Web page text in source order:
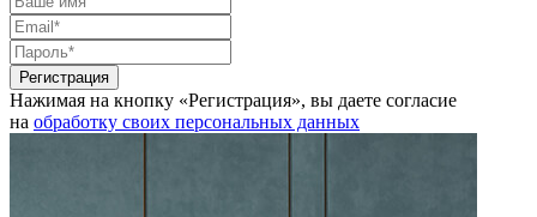
Нажимая на кнопку «Регистрация», вы даете согласие
на обработку своих персональных данных